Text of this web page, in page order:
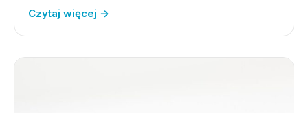
Czytaj więcej →